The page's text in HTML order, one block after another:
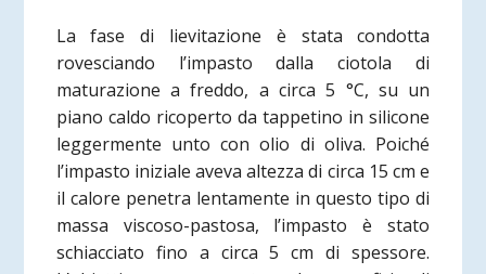
La fase di lievitazione è stata condotta
rovesciando l’impasto dalla ciotola di
maturazione a freddo, a circa 5 °C, su un
piano caldo ricoperto da tappetino in silicone
leggermente unto con olio di oliva. Poiché
l’impasto iniziale aveva altezza di circa 15 cm e
il calore penetra lentamente in questo tipo di
massa viscoso-pastosa, l’impasto è stato
schiacciato fino a circa 5 cm di spessore.